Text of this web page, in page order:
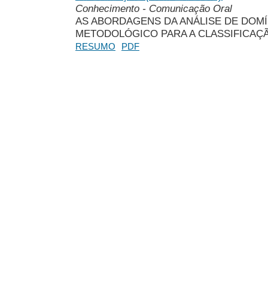
Conhecimento - Comunicação Oral
AS ABORDAGENS DA ANÁLISE DE
METODOLÓGICO PARA A
RESUMO PDF